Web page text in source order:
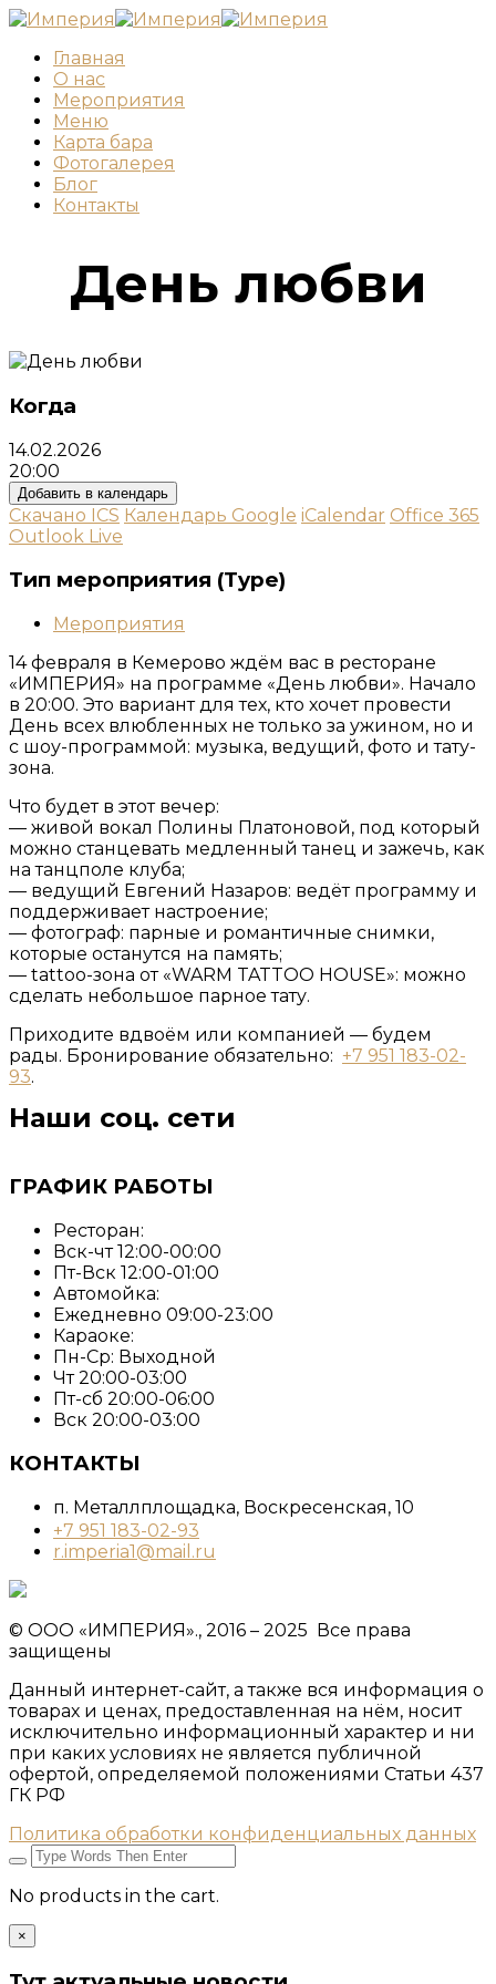
Главная
О нас
Мероприятия
Меню
Карта бара
Фотогалерея
Блог
Контакты
День любви
Когда
14.02.2026
20:00
Добавить в календарь
Скачано ICS Календарь Google iCalendar Office 365
Outlook Live
Тип мероприятия (Type)
Мероприятия
14 февраля в Кемерово ждём вас в ресторане
«ИМПЕРИЯ» на программе «День любви». Начало
в 20:00. Это вариант для тех, кто хочет провести
День всех влюбленных не только за ужином, но и
с шоу-программой: музыка, ведущий, фото и тату-
зона.
Что будет в этот вечер:
— живой вокал Полины Платоновой, под который
можно станцевать медленный танец и зажечь, как
на танцполе клуба;
— ведущий Евгений Назаров: ведёт программу и
поддерживает настроение;
— фотограф: парные и романтичные снимки,
которые останутся на память;
— tattoo-зона от «WARM TATTOO HOUSE»: можно
сделать небольшое парное тату.
Приходите вдвоём или компанией — будем
рады. Бронирование обязательно: +7 951 183-02-
93.
Наши соц. сети
ГРАФИК РАБОТЫ
Ресторан:
Вск-чт 12:00-00:00
Пт-Вск 12:00-01:00
Автомойка:
Ежедневно 09:00-23:00
Караоке:
Пн-Ср: Выходной
Чт 20:00-03:00
Пт-сб 20:00-06:00
Вск 20:00-03:00
КОНТАКТЫ
п. Металлплощадка, ​Воскресенская, 10​
+7 951 183-02-93
r.imperia1@mail.ru
© ООО «ИМПЕРИЯ»., 2016 – 2025 Все права
защищены
Данный интернет-сайт, а также вся информация о
товарах и ценах, предоставленная на нём, носит
исключительно информационный характер и ни
при каких условиях не является публичной
офертой, определяемой положениями Статьи 437
ГК РФ
Политика обработки конфиденциальных данных
No products in the cart.
×